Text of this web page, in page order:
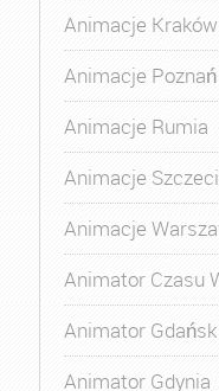
Animacje Kraków
Animacje Poznań
Animacje Rumia
Animacje
Animacje
Animator Czasu
Animator Gdańsk
Animator Gdynia